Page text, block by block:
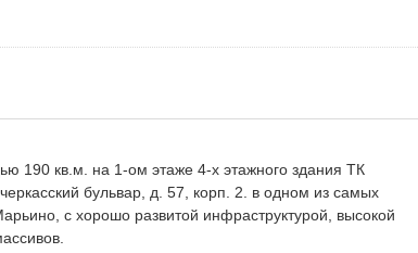
кв.м. на 1-ом этаже 4-х этажного здания ТК
бульвар, д. 57, корп. 2. в одном из самых
с хорошо развитой инфраструктурой, высокой